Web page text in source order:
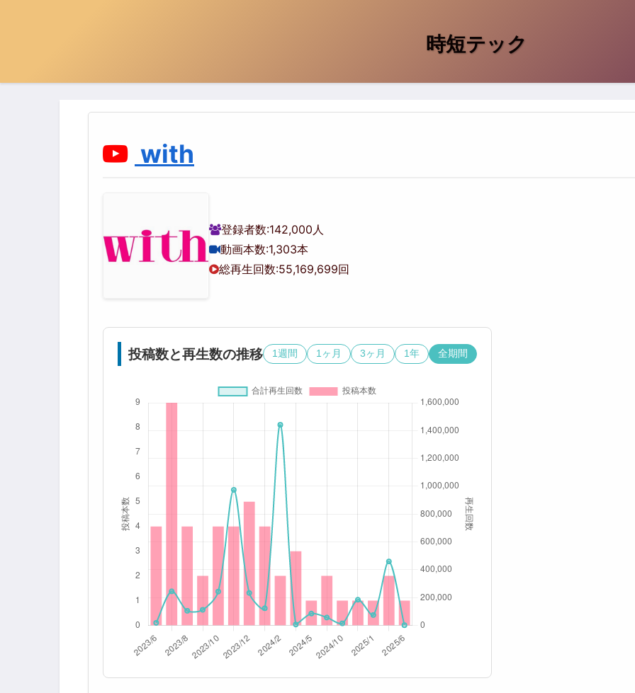
時短テック
with
登録者数:142,000人
動画本数:1,303本
総再生回数:55,169,699回
投稿数と再生数の推移 1週間 1ヶ月 3ヶ月 1年 全期間